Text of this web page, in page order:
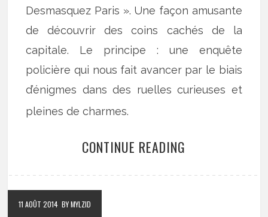
Desmasquez Paris ». Une façon amusante
de découvrir des coins cachés de la
capitale. Le principe : une enquête
policière qui nous fait avancer par le biais
d’énigmes dans des ruelles curieuses et
pleines de charmes.
CONTINUE READING
11 AOÛT 2014 BY MYLZID